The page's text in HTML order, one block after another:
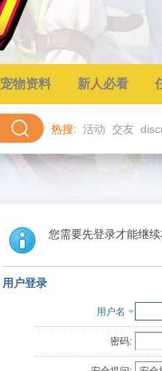
宠物资料 新人必看
热搜: 活动 交友
您需要先登录才能继
用户登录
用户名
密码: